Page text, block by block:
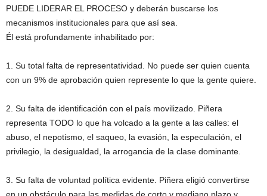
PUEDE LIDERAR EL PROCESO y deberán buscarse los
mecanismos institucionales para que así sea.
Él está profundamente inhabilitado por:
1. Su total falta de representatividad. No puede ser quien cuenta
con un 9% de aprobación quien represente lo que la gente quiere.
2. Su falta de identificación con el país movilizado. Piñera
representa TODO lo que ha volcado a la gente a las calles: el
abuso, el nepotismo, el saqueo, la evasión, la especulación, el
privilegio, la desigualdad, la arrogancia de la clase dominante.
3. Su falta de voluntad política evidente. Piñera eligió convertirse